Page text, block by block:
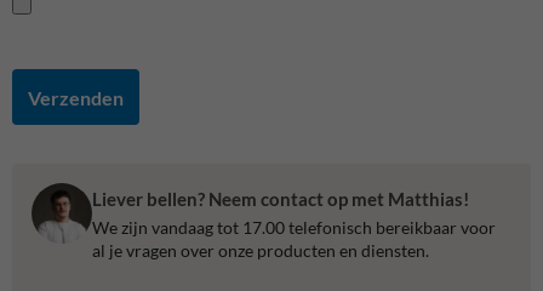
Verzenden
Liever bellen? Neem contact op met Matthias!
We zijn vandaag tot 17.00 telefonisch bereikbaar voor
al je vragen over onze producten en diensten.